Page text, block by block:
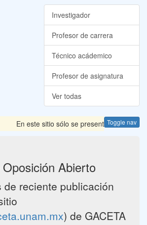
Investigador
Profesor de carrera
Técnico acádemico
Profesor de asignatura
Ver todas
Toggle nav
En este sitio sólo se presentan las
Abierto
de reciente publicación
) de GACETA